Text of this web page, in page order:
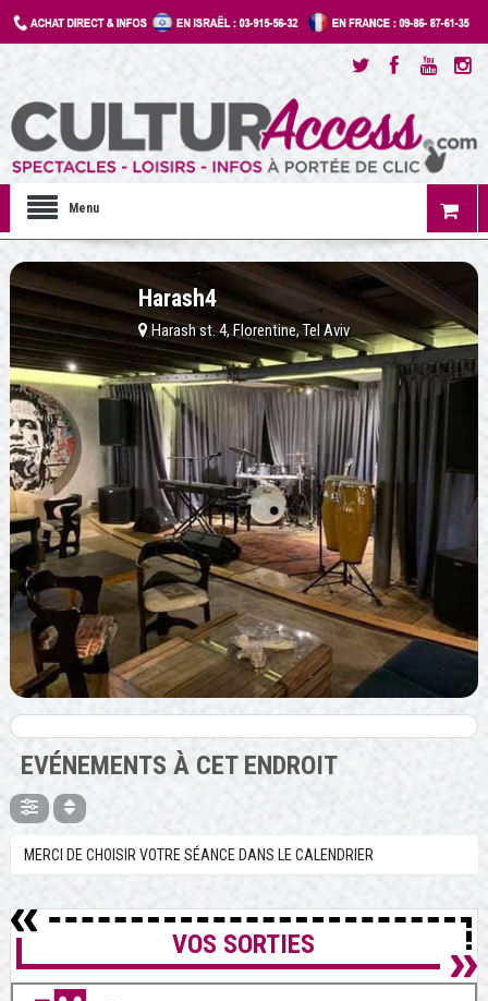
Menu
Harash4
Harash st. 4, Florentine, Tel Aviv
EVÉNEMENTS À CET ENDROIT
MERCI DE CHOISIR VOTRE SÉANCE DANS LE CALENDRIER
VOS SORTIES